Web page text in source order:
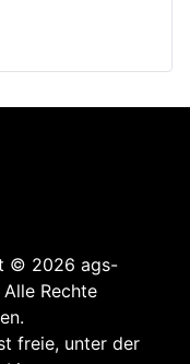
© 2026 ags-
Rechte
freie, unter der